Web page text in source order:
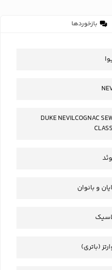
بازخوردها
DUKE NEVILCOGNAC
و بانوان
(باتری)